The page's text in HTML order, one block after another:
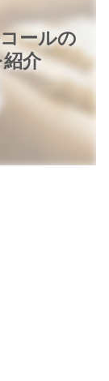
ールの
介